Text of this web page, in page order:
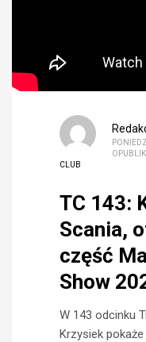
CLUB
TC 143:
Scania,
część
Show
W 143 odcinku
Krzysiek